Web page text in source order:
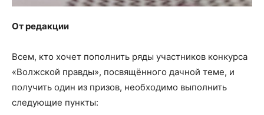
От редакции
Всем, кто хочет пополнить ряды участников конкурса
«Волжской правды», посвящённого дачной теме, и
получить один из призов, необходимо выполнить
следующие пункты: